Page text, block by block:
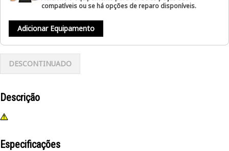
compatíveis ou se há opções de reparo disponíveis.
Adicionar Equipamento
DESCONTINUADO
Descrição
Especificações